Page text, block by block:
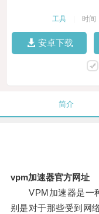
工具 时间
安卓下载
简介
vpm加速器官方网址
VPM加速器是一种
别是对于那些受到网